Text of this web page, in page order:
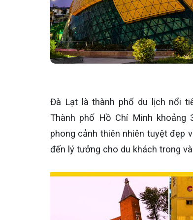
Đà Lạt là thành phố du lịch nổi
Thành phố Hồ Chí Minh khoảng
phong cảnh thiên nhiên tuyệt đẹp
đến lý tưởng cho du khách trong